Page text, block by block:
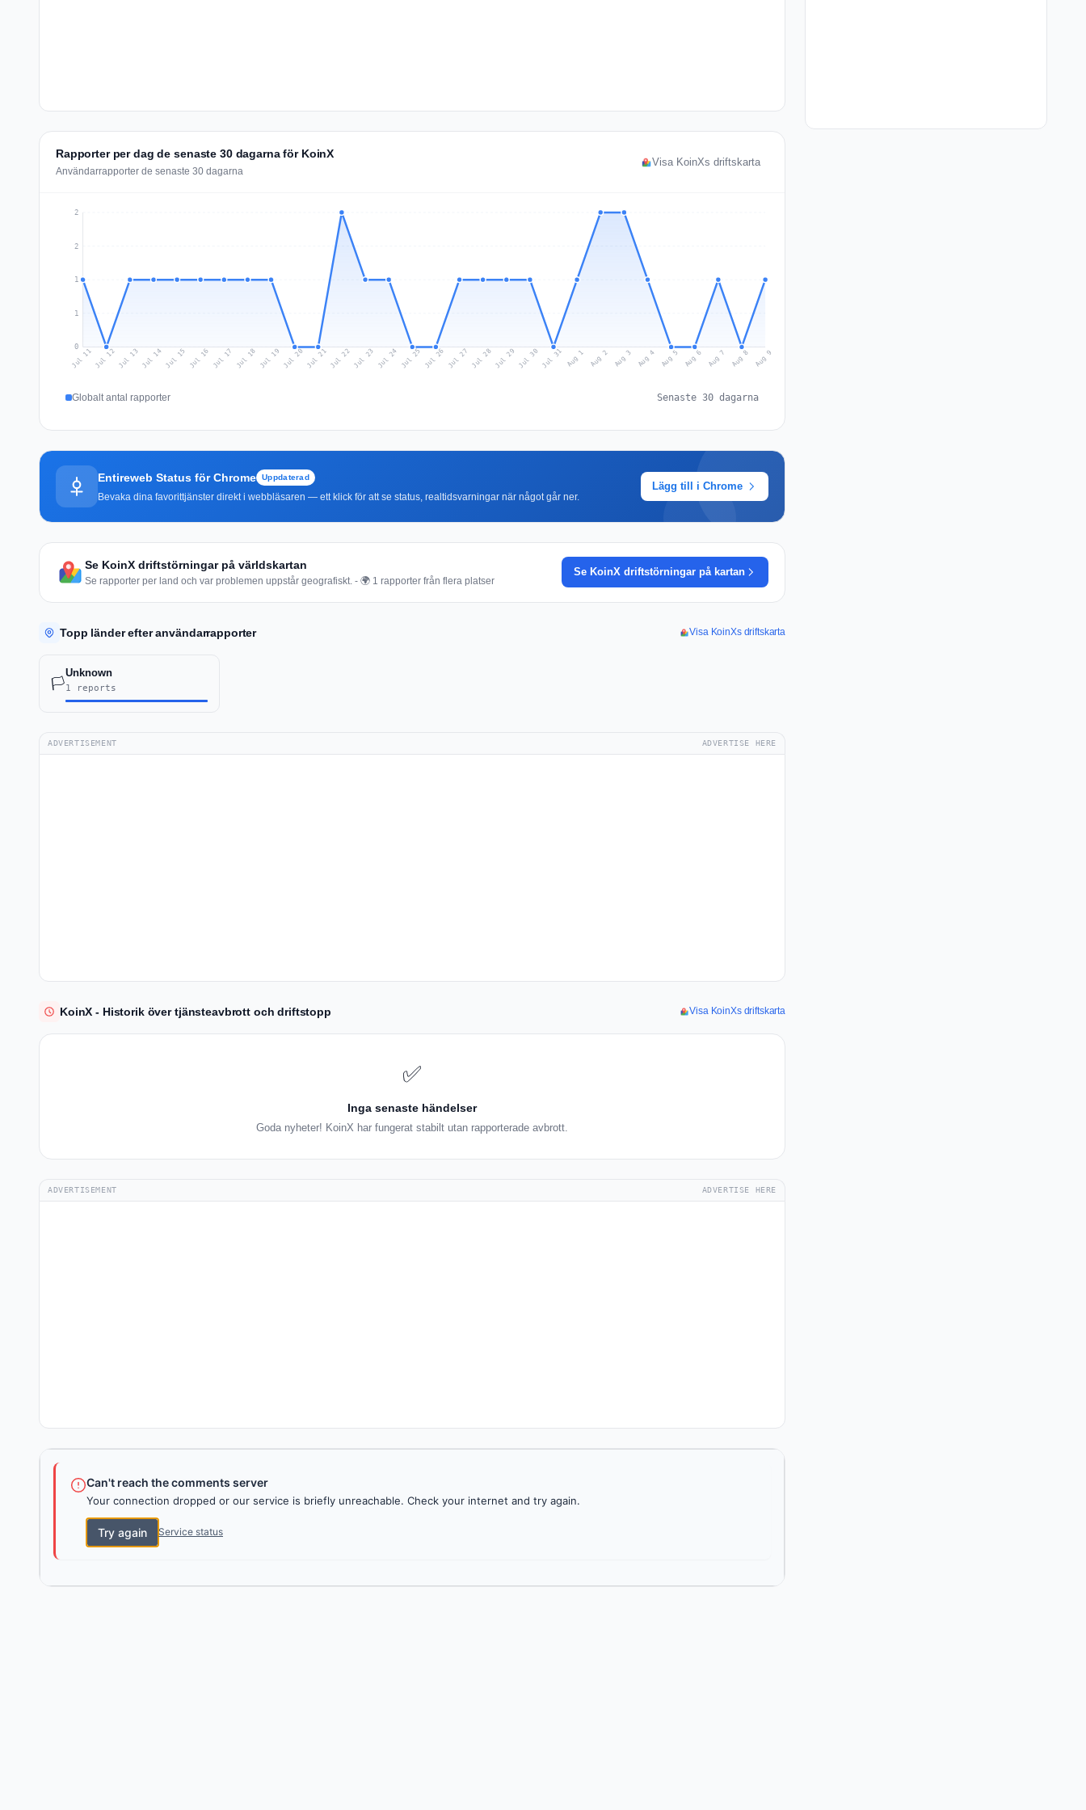
Rapporter per dag de senaste 30 dagarna för KoinX
Användarrapporter de senaste 30 dagarna
Visa KoinXs driftskarta
0
1
1
2
2
Jul 11Jul 12Jul 13 Jul 14Jul 15 Jul 16 Jul 17 Jul 18 Jul 19 Jul 20 Jul 21Jul 22Jul 23 Jul 24 Jul 25 Jul 26 Jul 27 Jul 28Jul 29 Jul 30 Jul 31 Aug 1 Aug 2 Aug 3 Aug 4 Aug 5 Aug 6 Aug 7 Aug 8 Aug 9
Globalt antal rapporter Senaste 30 dagarna
Entireweb Status för Chrome Uppdaterad
Bevaka dina favorittjänster direkt i webbläsaren — ett klick för att se status, realtidsvarningar när något går ner.
Lägg till i Chrome
Se KoinX driftstörningar på världskartan
Se rapporter per land och var problemen uppstår geografiskt. - 🌍 1 rapporter från flera platser
Se KoinX driftstörningar på kartan
Topp länder efter användarrapporter Visa KoinXs driftskarta
🏳️
Unknown
1 reports
ADVERTISEMENT ADVERTISE HERE
KoinX - Historik över tjänsteavbrott och driftstopp Visa KoinXs driftskarta
✅
Inga senaste händelser
Goda nyheter! KoinX har fungerat stabilt utan rapporterade avbrott.
ADVERTISEMENT ADVERTISE HERE
Can't reach the comments server
Your connection dropped or our service is briefly unreachable. Check your internet and try again.
Try again Service status